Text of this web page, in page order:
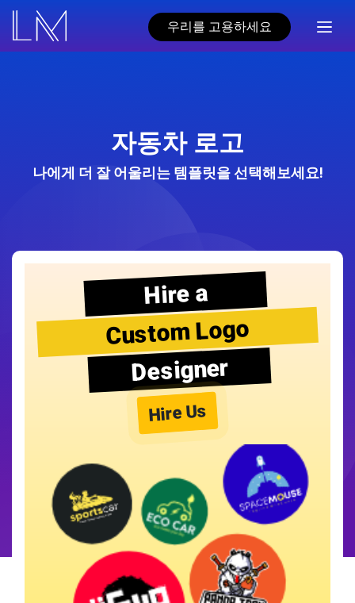
우리를 고용하세요
자동차 로고
나에게 더 잘 어울리는 템플릿을 선택해보세요!
Hire a
Custom Logo
Designer
Hire Us